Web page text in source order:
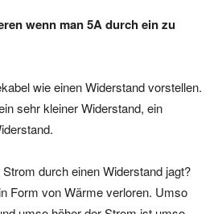
wenn man 5A durch ein zu
wie einen Widerstand vorstellen.
sehr kleiner Widerstand, ein
durch einen Widerstand jagt?
Form von Wärme verloren. Umso